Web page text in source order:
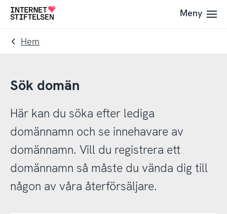
Till
navigering
Till
innehåll
Till
Meny
Hem
Sök domän
Här kan du söka efter lediga
domännamn och se innehavare av
domännamn. Vill du registrera ett
domännamn så måste du vända dig till
någon av våra återförsäljare.